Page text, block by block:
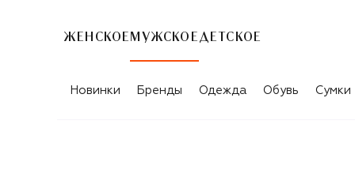
ЖЕНСКОЕ МУЖСКОЕ ДЕТСКОЕ
Новинки Бренды Одежда Обувь Сумки